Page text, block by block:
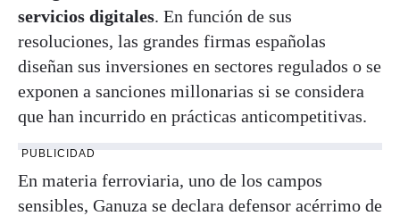
servicios digitales. En función de sus
resoluciones, las grandes firmas españolas
diseñan sus inversiones en sectores regulados o se
exponen a sanciones millonarias si se considera
que han incurrido en prácticas anticompetitivas.
PUBLICIDAD
En materia ferroviaria, uno de los campos
sensibles, Ganuza se declara defensor acérrimo de